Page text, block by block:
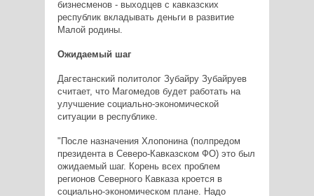
бизнесменов - выходцев с кавказских
республик вкладывать деньги в развитие
Малой родины.
Ожидаемый шаг
Дагестанский политолог Зубайру Зубайруев
считает, что Магомедов будет работать на
улучшение социально-экономической
ситуации в республике.
"После назначения Хлопонина (полпредом
президента в Северо-Кавказском ФО) это был
ожидаемый шаг. Корень всех проблем
регионов Северного Кавказа кроется в
социально-экономическом плане. Надо